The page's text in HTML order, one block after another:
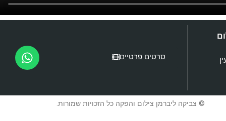
סרטים פרטיים
© צביקה ליברמן צילום והפקה כל הזכויות שמורות.